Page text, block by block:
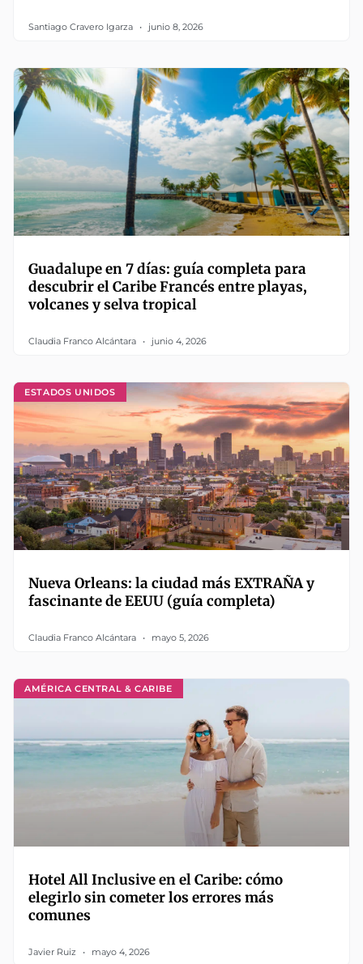
Santiago Cravero Igarza junio 8, 2026
Guadalupe en 7 días: guía completa para
descubrir el Caribe Francés entre playas,
volcanes y selva tropical
Claudia Franco Alcántara junio 4, 2026
ESTADOS UNIDOS
Nueva Orleans: la ciudad más EXTRAÑA y
fascinante de EEUU (guía completa)
Claudia Franco Alcántara mayo 5, 2026
AMÉRICA CENTRAL & CARIBE
Hotel All Inclusive en el Caribe: cómo
elegirlo sin cometer los errores más
comunes
Javier Ruiz mayo 4, 2026